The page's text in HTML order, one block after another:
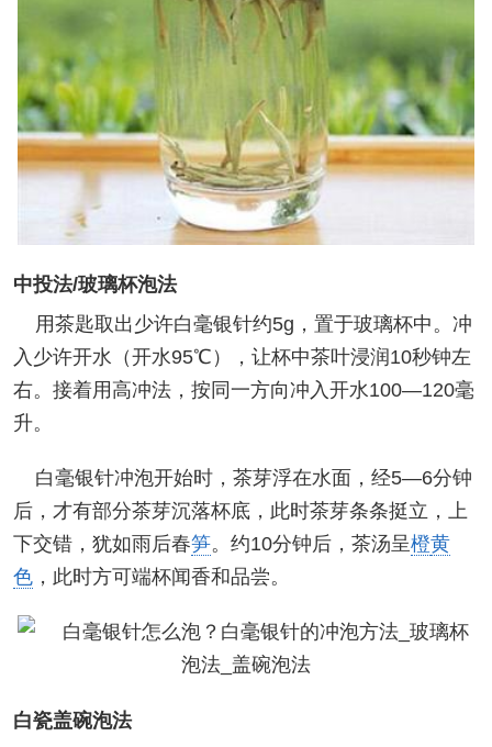
中投法/玻璃杯泡法
用茶匙取出少许白毫银针约5g，置于玻璃杯中。冲
入少许开水（开水95℃），让杯中茶叶浸润10秒钟左
右。接着用高冲法，按同一方向冲入开水100—120毫
升。
白毫银针冲泡开始时，茶芽浮在水面，经5—6分钟
后，才有部分茶芽沉落杯底，此时茶芽条条挺立，上
下交错，犹如雨后春笋。约10分钟后，茶汤呈橙黄
色 ，此时方可端杯闻香和品尝。
白瓷盖碗泡法